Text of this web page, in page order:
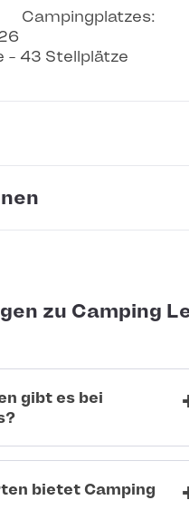
- 43 Stellplätze
zu Camping
gibt es bei
bietet Camping